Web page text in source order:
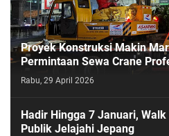
Proyek Konstruksi Makin
Permintaan Sewa Crane
Rabu, 29 April 2026
Hadir Hingga 7 Januari,
Publik Jelajahi Jepang